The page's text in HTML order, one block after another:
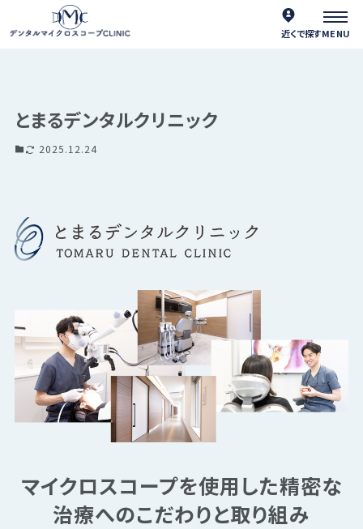
近くで探す
とまるデンタルクリニック
2025.12.24
マイクロスコープを使用した精密な
治療へのこだわりと取り組み